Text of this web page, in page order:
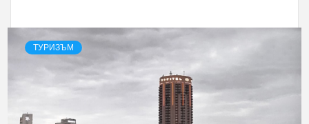
ТУРИЗЪМ